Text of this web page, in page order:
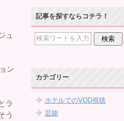
ュ
ン
ラ
う
記事を探すならコチラ！
カテゴリー
ホテルでのVOD視聴
芸能